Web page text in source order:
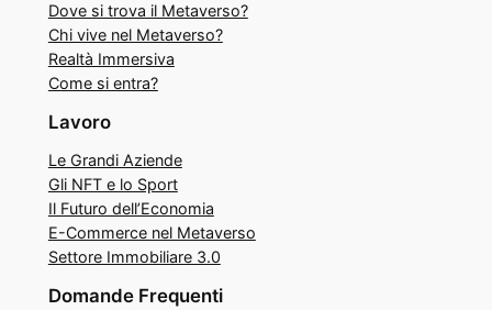
Dove si trova il Metaverso?
Chi vive nel Metaverso?
Realtà Immersiva
Come si entra?
Lavoro
Le Grandi Aziende
Gli NFT e lo Sport
Il Futuro dell’Economia
E-Commerce nel Metaverso
Settore Immobiliare 3.0
Domande Frequenti